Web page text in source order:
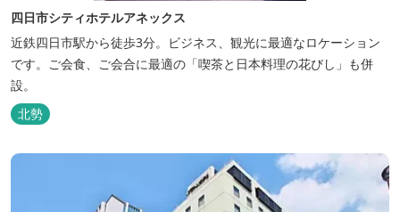
四日市シティホテルアネックス
近鉄四日市駅から徒歩3分。ビジネス、観光に最適なロケーション
です。ご会食、ご会合に最適の「喫茶と日本料理の花びし」も併
設。
北勢